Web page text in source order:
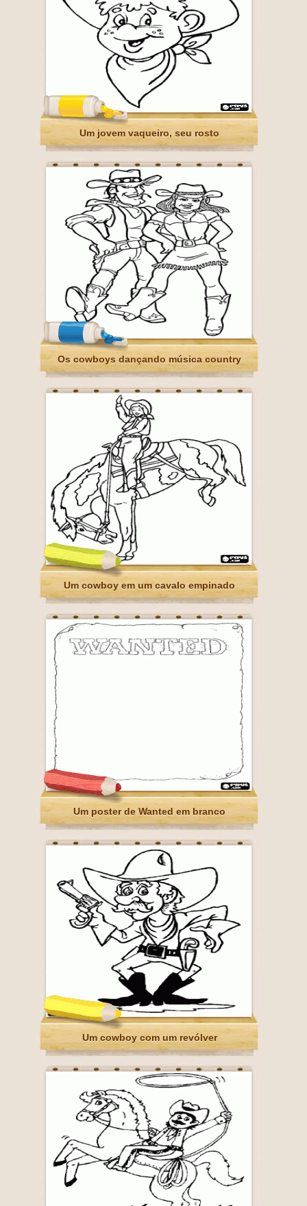
Um jovem vaqueiro, seu rosto
Os cowboys dançando música country
Um cowboy em um cavalo empinado
Um poster de Wanted em branco
Um cowboy com um revólver